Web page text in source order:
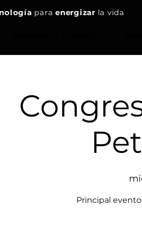
para energizar la vida
Principal